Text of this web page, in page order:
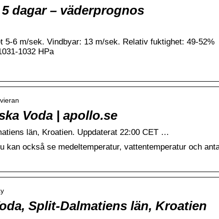
dagar – väderprognos
5-6 m/sek. Vindbyar: 13 m/sek. Relativ fuktighet: 49-52%
1032 HPa
Voda | apollo.se
län, Kroatien. Uppdaterat 22:00 CET …
kan också se medeltemperatur, vattentemperatur och
Split-Dalmatiens län, Kroatien